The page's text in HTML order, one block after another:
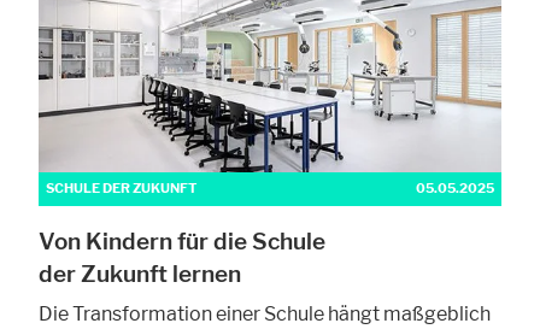
SCHULE DER ZUKUNFT 05.05.2025
Von Kindern für die Schule
der Zukunft lernen
Die Transformation einer Schule hängt maßgeblich